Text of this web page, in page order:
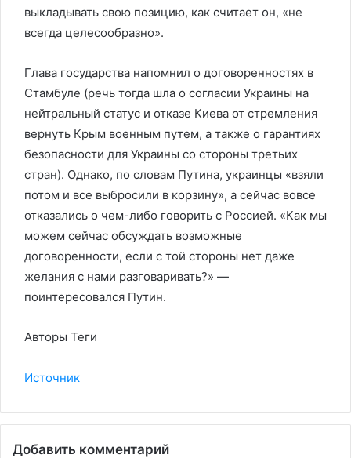
выкладывать свою позицию, как считает он, «не
всегда целесообразно».
Глава государства напомнил о договоренностях в
Стамбуле (речь тогда шла о согласии Украины на
нейтральный статус и отказе Киева от стремления
вернуть Крым военным путем, а также о гарантиях
безопасности для Украины со стороны третьих
стран). Однако, по словам Путина, украинцы «взяли
потом и все выбросили в корзину», а сейчас вовсе
отказались о чем-либо говорить с Россией. «Как мы
можем сейчас обсуждать возможные
договоренности, если с той стороны нет даже
желания с нами разговаривать?» —
поинтересовался Путин.
Авторы Теги
Источник
Добавить комментарий